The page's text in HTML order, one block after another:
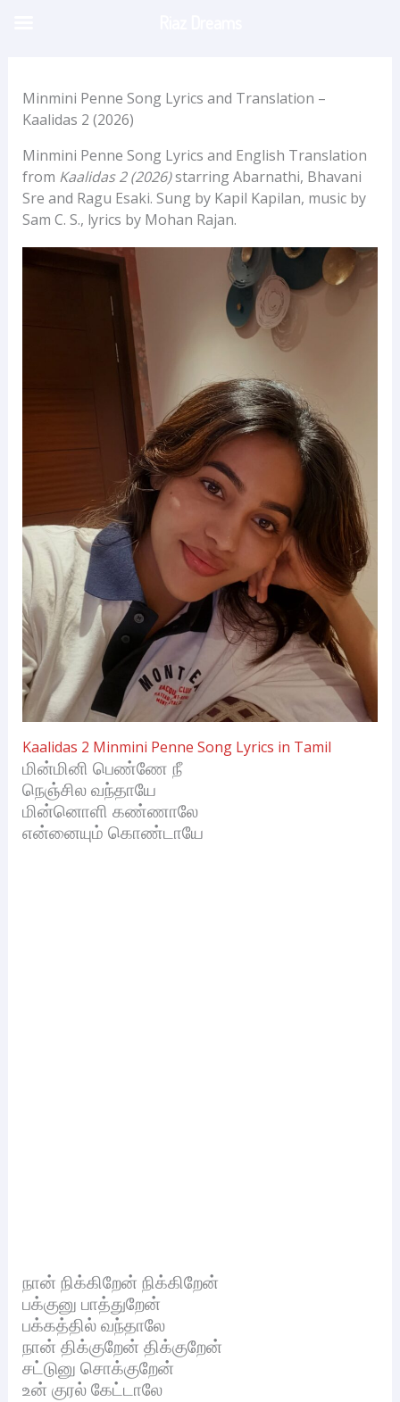
Minmini Penne Song Lyrics and Translation –
Kaalidas 2 (2026)
Minmini Penne Song Lyrics and English Translation
from Kaalidas 2 (2026)starring Abarnathi, Bhavani
Sre and Ragu Esaki. Sung by Kapil Kapilan, music by
Sam C. S., lyrics by Mohan Rajan.
Kaalidas 2 Minmini Penne Song Lyrics in Tamil
மின்மினி பெண்ணே நீ
நெஞ்சில வந்தாயே
மின்னொளி கண்ணாலே
என்னையும் கொண்டாயே
நான் நிக்கிறேன் நிக்கிறேன்
பக்குனு பாத்துறேன்
பக்கத்தில் வந்தாலே
நான் திக்குறேன் திக்குறேன்
சட்டுனு சொக்குறேன்
உன் குரல் கேட்டாலே